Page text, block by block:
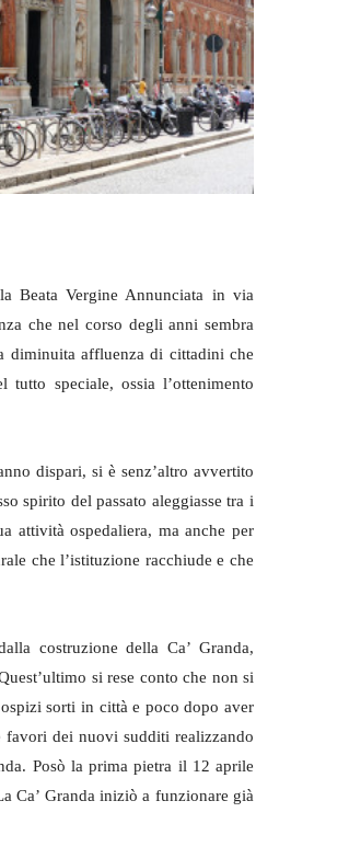
Beata Vergine Annunciata in via
che nel corso degli anni sembra
diminuita affluenza di cittadini che
speciale, ossia l’ottenimento
dispari, si è senz’altro avvertito
spirito del passato aleggiasse tra i
attività ospedaliera, ma anche per
che l’istituzione racchiude e che
costruzione della Ca’ Granda,
si rese conto che non si
sorti in città e poco dopo aver
dei nuovi sudditi realizzando
Posò la prima pietra il 12 aprile
Ca’ Granda iniziò a funzionare già